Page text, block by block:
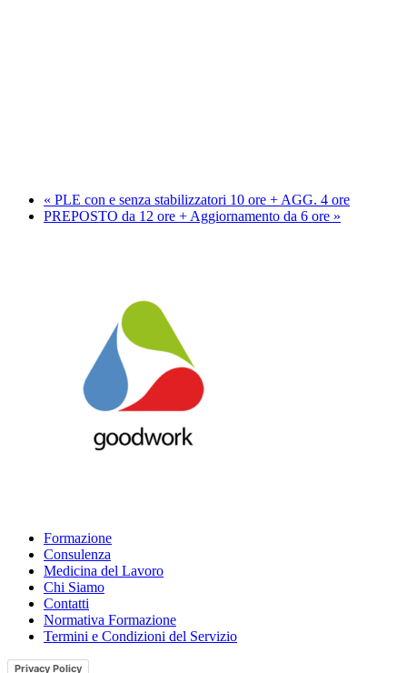
« PLE con e senza stabilizzatori 10 ore + AGG. 4 ore
PREPOSTO da 12 ore + Aggiornamento da 6 ore »
Formazione
Consulenza
Medicina del Lavoro
Chi Siamo
Contatti
Normativa Formazione
Termini e Condizioni del Servizio
Privacy Policy